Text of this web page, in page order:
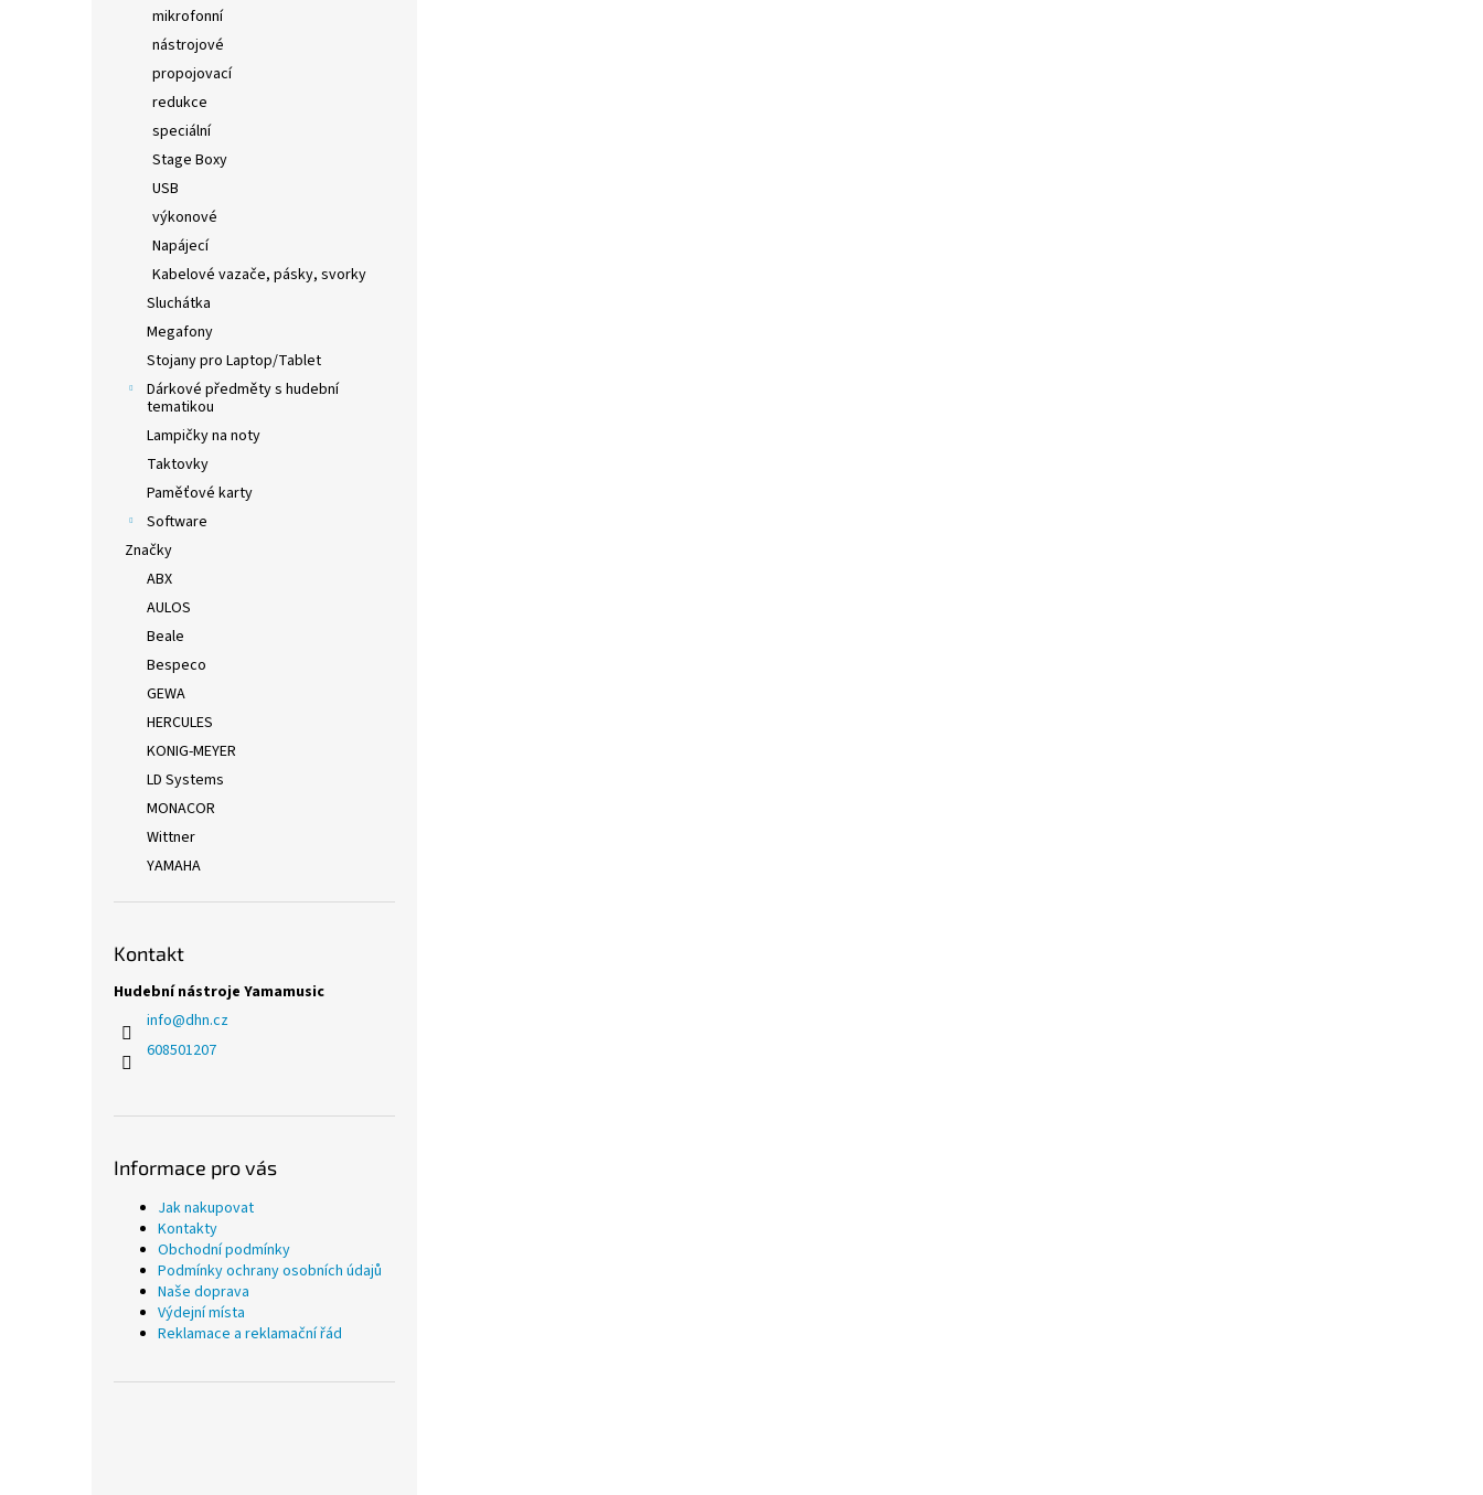
mikrofonní
nástrojové
propojovací
redukce
speciální
Stage Boxy
USB
výkonové
Napájecí
Kabelové vazače, pásky, svorky
Sluchátka
Megafony
Stojany pro Laptop/Tablet
Dárkové předměty s hudební
tematikou
Lampičky na noty
Taktovky
Paměťové karty
Software
Značky
ABX
AULOS
Beale
Bespeco
GEWA
HERCULES
KONIG-MEYER
LD Systems
MONACOR
Wittner
YAMAHA
Kontakt
Hudební nástroje Yamamusic
info@dhn.cz
608501207
Informace pro vás
Jak nakupovat
Kontakty
Obchodní podmínky
Podmínky ochrany osobních údajů
Naše doprava
Výdejní místa
Reklamace a reklamační řád